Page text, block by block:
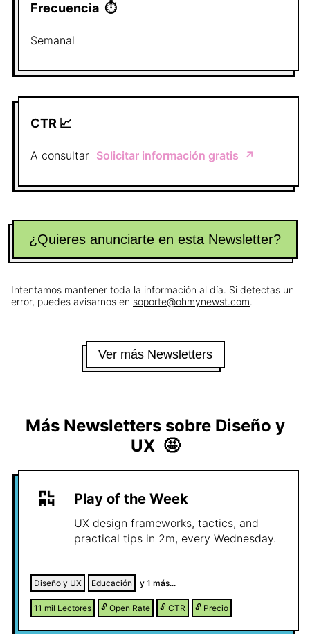
Frecuencia ⏱
Semanal
CTR 📈
A consultar Solicitar información gratis ↗️
¿Quieres anunciarte en esta Newsletter?
Intentamos mantener toda la información al día. Si detectas un
error, puedes avisarnos en soporte@ohmynewst.com.
Ver más Newsletters
Más Newsletters sobre Diseño y
UX🤩
Play of the Week
UX design frameworks, tactics, and
practical tips in 2m, every Wednesday.
Diseño y UX Educación y 1 más...
11 mil Lectores 🔓 Open Rate 🔓 CTR 🔓 Precio